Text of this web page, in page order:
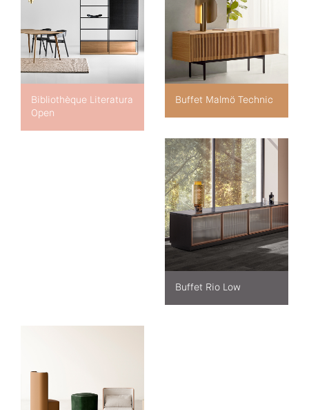
Bibliothèque Literatura
Open
Buffet Malmö Technic
Buffet Rio Low